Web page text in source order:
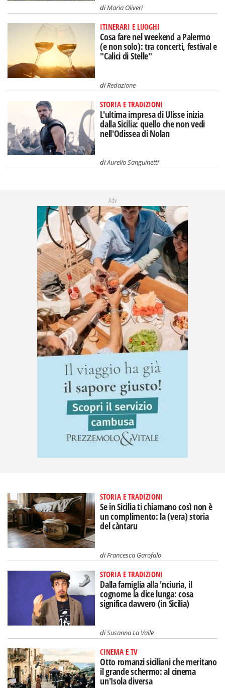
diMaria Oliveri
ITINERARI E LUOGHI
Cosa fare nel weekend a Palermo
(e non solo): tra concerti, festival e
"Calici di Stelle"
diRedazione
STORIA E TRADIZIONI
L'ultima impresa di Ulisse inizia
dalla Sicilia: quello che non vedi
nell'Odissea di Nolan
diAurelio Sanguinetti
Adv
STORIA E TRADIZIONI
Se in Sicilia ti chiamano così non è
un complimento: la (vera) storia
del càntaru
diFrancesca Garofalo
STORIA E TRADIZIONI
Dalla famiglia alla 'nciuria, il
cognome la dice lunga: cosa
significa davvero (in Sicilia)
diSusanna La Valle
CINEMA E TV
Otto romanzi siciliani che meritano
il grande schermo: al cinema
un'Isola diversa